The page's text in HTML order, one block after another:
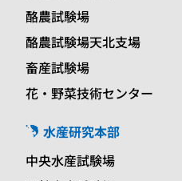
酪農試験場
酪農試験場天北支場
畜産試験場
花・野菜技術センター
水産研究本部
中央水産試験場